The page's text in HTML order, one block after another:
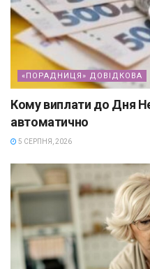
«ПОРАДНИЦЯ» ДОВІДКОВА
Кому виплати до Дня
автоматично
5 СЕРПНЯ, 2026